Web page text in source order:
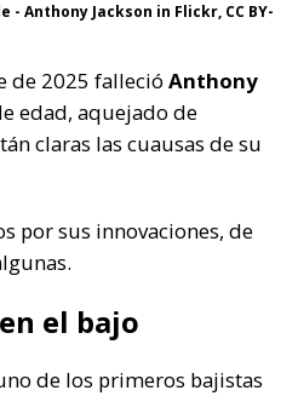
Anthony Jackson in Flickr, CC BY-
de 2025 falleció Anthony
edad, aquejado de
claras las cuausas de su
por sus innovaciones, de
el bajo
de los primeros bajistas